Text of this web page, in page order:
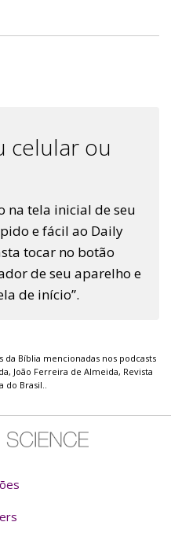
celular ou
na tela inicial de seu
e fácil ao Daily
tocar no botão
de seu aparelho e
de início”.
Bíblia mencionadas nos podcasts
João Ferreira de Almeida, Revista
do Brasil..